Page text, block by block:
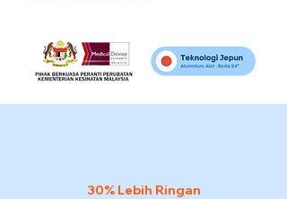
30% Lebih Ringan